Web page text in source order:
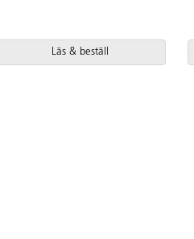
Läs & beställ